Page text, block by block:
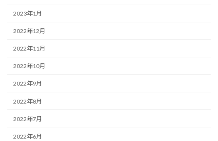
2023年1月
2022年12月
2022年11月
2022年10月
2022年9月
2022年8月
2022年7月
2022年6月